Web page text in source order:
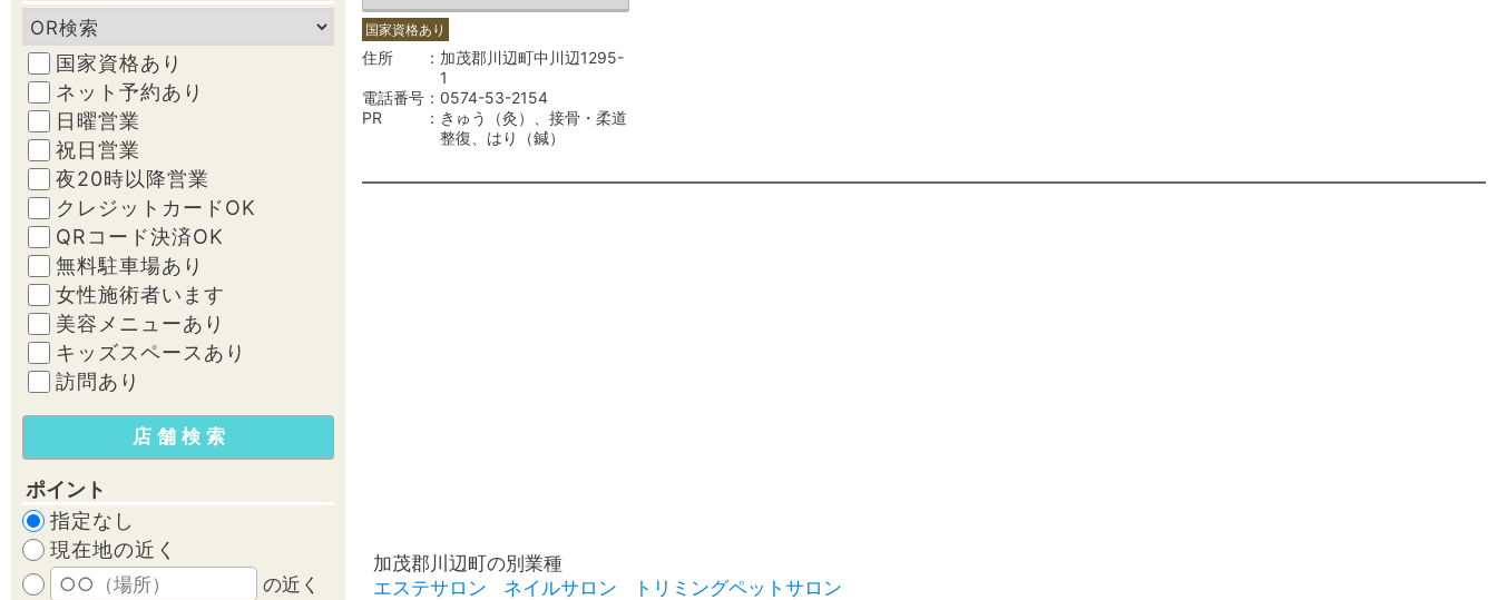
国家資格あり
ネット予約あり
日曜営業
祝日営業
夜20時以降営業
クレジットカードOK
QRコード決済OK
無料駐車場あり
女性施術者います
美容メニューあり
キッズスペースあり
訪問あり
ポイント
指定なし
現在地の近く
の近く
国家資格あり
住所
加茂郡川辺町中川辺1295-
1
電話番号
0574-53-2154
PR
きゅう（灸）、接骨・柔道
整復、はり（鍼）
加茂郡川辺町の別業種
エステサロン
ネイルサロン トリミングペットサロン